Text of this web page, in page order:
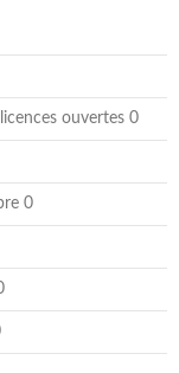
ouvertes 0
0